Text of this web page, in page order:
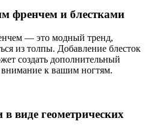
френчем и блестками
— это модный тренд,
из толпы. Добавление блесток
создать дополнительный
к вашим ногтям.
виде геометрических